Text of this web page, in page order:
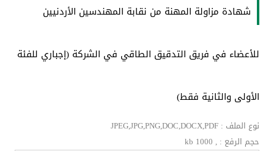
شهادة مزاولة المهنة من نقابة المهندسين الأردنيين
للأعضاء في فريق التدقيق الطاقي في الشركة (إجباري للفئة
الأولى والثانية فقط)
حجم الرفع : , kb 1000
نوع الملف : JPEG,JPG,PNG,DOC,DOCX,PDF